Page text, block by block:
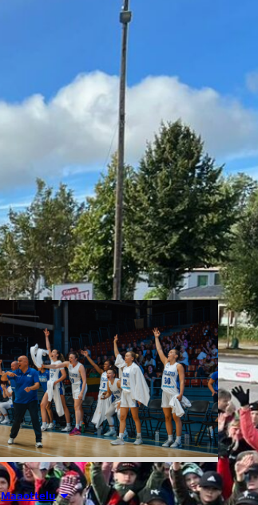
Daniel Dolenc
KTP-Basketin
haaviin
Dolenc on rakentanut pitkän
ammattilaisuran Suomen lisäksi
Ranskassa, Itävallassa,
Liettuassa, Romaniassa,
Bosniassa ja viimeksi Islannissa.
Maaottelu 06.08.2026 21:44